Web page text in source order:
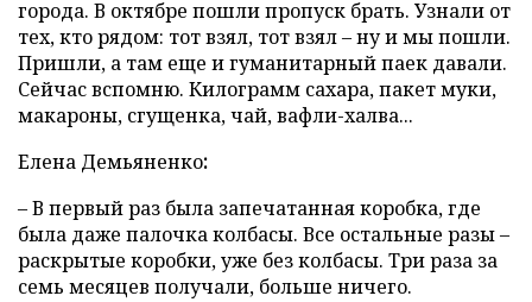
города. В октябре пошли пропуск брать. Узнали от
тех, кто рядом: тот взял, тот взял – ну и мы пошли.
Пришли, а там еще и гуманитарный паек давали.
Сейчас вспомню. Килограмм сахара, пакет муки,
макароны, сгущенка, чай, вафли-халва...
Елена Демьяненко:
– В первый раз была запечатанная коробка, где
была даже палочка колбасы. Все остальные разы –
раскрытые коробки, уже без колбасы. Три раза за
семь месяцев получали, больше ничего.